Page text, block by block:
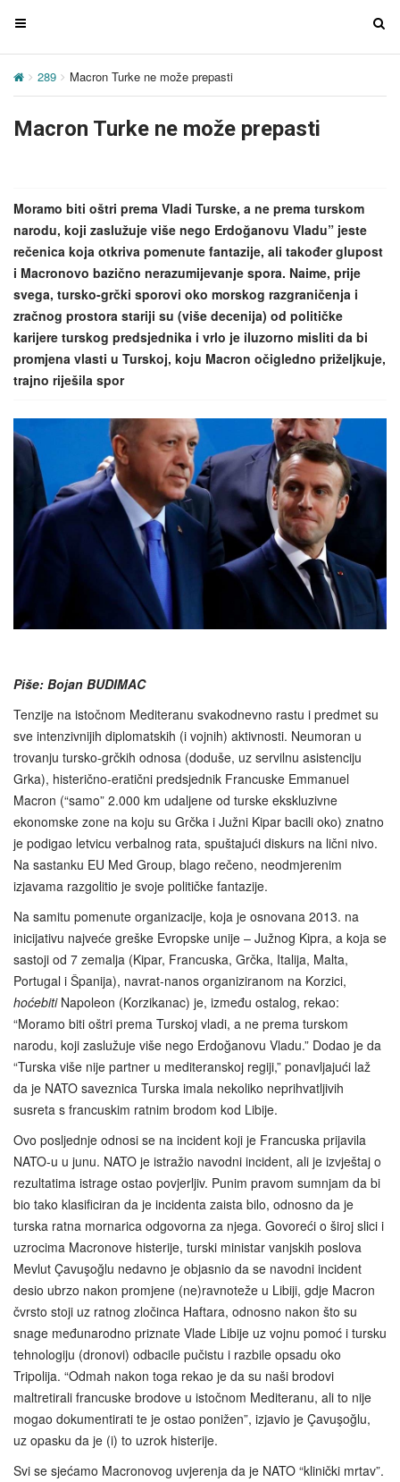
T
g
e
i
g
a
t
i
o
n
T
a
289 Macron Turke ne može prepasti
Macron Turke ne može prepasti
Moramo biti oštri prema Vladi Turske, a ne prema turskom
narodu, koji zaslužuje više nego Erdoğanovu Vladu” jeste
rečenica koja otkriva pomenute fantazije, ali također glupost
i Macronovo bazično nerazumijevanje spora. Naime, prije
svega, tursko-grčki sporovi oko morskog razgraničenja i
zračnog prostora stariji su (više decenija) od političke
karijere turskog predsjednika i vrlo je iluzorno misliti da bi
promjena vlasti u Turskoj, koju Macron očigledno priželjkuje,
trajno riješila spor
Piše: Bojan BUDIMAC
Tenzije na istočnom Mediteranu svakodnevno rastu i predmet su
sve intenzivnijih diplomatskih (i vojnih) aktivnosti. Neumoran u
trovanju tursko-grčkih odnosa (doduše, uz servilnu asistenciju
Grka), histerično-eratični predsjednik Francuske Emmanuel
Macron (“samo” 2.000 km udaljene od turske ekskluzivne
ekonomske zone na koju su Grčka i Južni Kipar bacili oko) znatno
je podigao letvicu verbalnog rata, spuštajući diskurs na lični nivo.
Na sastanku EU Med Group, blago rečeno, neodmjerenim
izjavama razgolitio je svoje političke fantazije.
Na samitu pomenute organizacije, koja je osnovana 2013. na
inicijativu najveće greške Evropske unije – Južnog Kipra, a koja se
sastoji od 7 zemalja (Kipar, Francuska, Grčka, Italija, Malta,
Portugal i Španija), navrat-nanos organiziranom na Korzici,
hoćebitiNapoleon (Korzikanac) je, između ostalog, rekao:
“Moramo biti oštri prema Turskoj vladi, a ne prema turskom
narodu, koji zaslužuje više nego Erdoğanovu Vladu.” Dodao je da
“Turska više nije partner u mediteranskoj regiji,” ponavljajući laž
da je NATO saveznica Turska imala nekoliko neprihvatljivih
susreta s francuskim ratnim brodom kod Libije.
Ovo posljednje odnosi se na incident koji je Francuska prijavila
NATO-u u junu. NATO je istražio navodni incident, ali je izvještaj o
rezultatima istrage ostao povjerljiv. Punim pravom sumnjam da bi
bio tako klasificiran da je incidenta zaista bilo, odnosno da je
turska ratna mornarica odgovorna za njega. Govoreći o široj slici i
uzrocima Macronove histerije, turski ministar vanjskih poslova
Mevlut Çavuşoğlu nedavno je objasnio da se navodni incident
desio ubrzo nakon promjene (ne)ravnoteže u Libiji, gdje Macron
čvrsto stoji uz ratnog zločinca Haftara, odnosno nakon što su
snage međunarodno priznate Vlade Libije uz vojnu pomoć i tursku
tehnologiju (dronovi) odbacile pučistu i razbile opsadu oko
Tripolija. “Odmah nakon toga rekao je da su naši brodovi
maltretirali francuske brodove u istočnom Mediteranu, ali to nije
mogao dokumentirati te je ostao ponižen”, izjavio je Çavuşoğlu,
uz opasku da je (i) to uzrok histerije.
Svi se sjećamo Macronovog uvjerenja da je NATO “klinički mrtav”.